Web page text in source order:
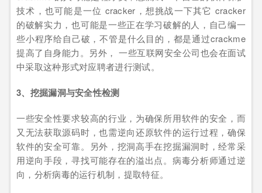
技术，也可能是一位 cracker，想挑战一下其它 cracker
的破解实力，也可能是一些正在学习破解的人，自己编一
些小程序给自己破，不管是什么目的，都是通过crackme
提高了自身能力。另外， 一些互联网安全公司也会在面试
中采取这种形式对应聘者进行测试。
3、挖掘漏洞与安全性检测
一些安全性要求较高的行业，为确保所用软件的安全，而
又无法获取源码时，也需逆向还原软件的运行过程，确保
软件的安全可靠。另外，挖洞高手在挖掘漏洞时，经常采
用逆向手段，寻找可能存在的溢出点。病毒分析师通过逆
向，分析病毒的运行机制，提取特征。